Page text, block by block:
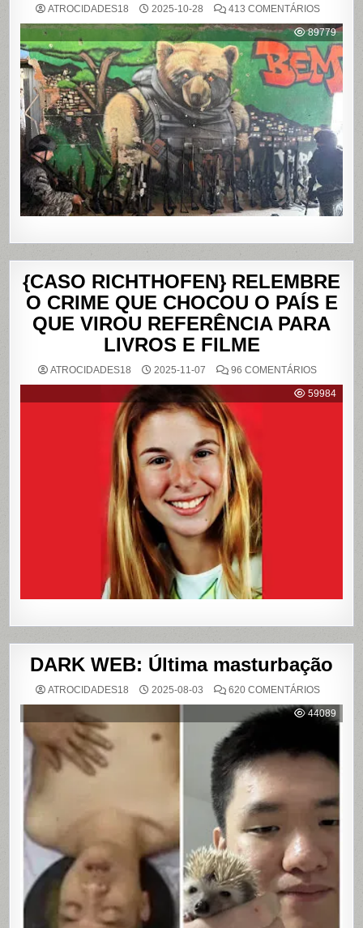
ATROCIDADES18 2025-10-28 413 COMENTÁRIOSEM
POLICIAL
DEIXA
121
MORTOS
NOS
DO
ALEMÃO
PENHA,
NO
RIO
89779
{CASO RICHTHOFEN} RELEMBRE
O CRIME QUE CHOCOU O PAÍS E
QUE VIROU REFERÊNCIA PARA
LIVROS E FILME
ATROCIDADES18 2025-11-07 96 COMENTÁRIOSEM
59984
DARK WEB: Última masturbação
ATROCIDADES18 2025-08-03 620 COMENTÁRIOSEM
WEB:
ÚLTIMA
44089